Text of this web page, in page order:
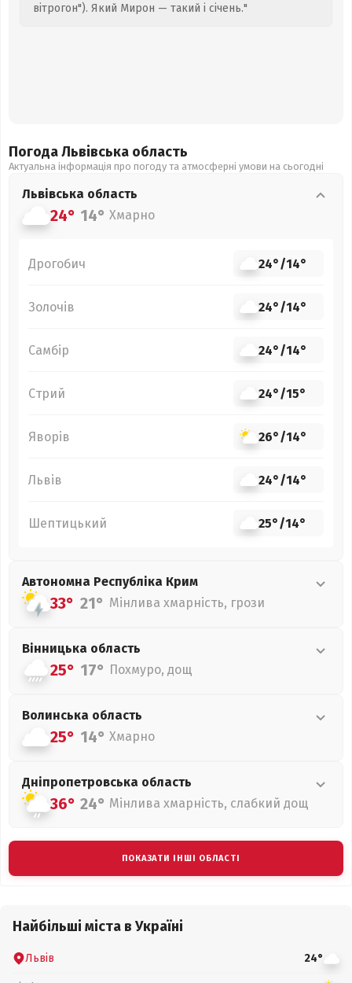
вітрогон"). Який Мирон — такий і січень."
Погода Львівська область
Актуальна інформація про погоду та атмосферні умови на сьогодні
Львівська область
24° 14° Хмарно
Дрогобич 24°/14°
Золочів 24°/14°
Самбір 24°/14°
Стрий 24°/15°
Яворів 26°/14°
Львів 24°/14°
Шептицький 25°/14°
Автономна Республіка Крим
33° 21° Мінлива хмарність, грози
Вінницька область
25° 17° Похмуро, дощ
Волинська область
25° 14° Хмарно
Дніпропетровська область
36° 24° Мінлива хмарність, слабкий дощ
ПОКАЗАТИ ІНШІ ОБЛАСТІ
Найбільші міста в Україні
Львів 24°